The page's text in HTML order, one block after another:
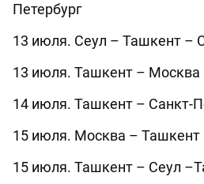
Петербург
13 июля. Сеул – Ташкент –
13 июля. Ташкент –
14 июля. Ташкент – Санкт-
15 июля. Москва –
15 июля. Ташкент – Сеул